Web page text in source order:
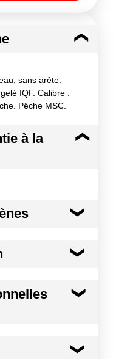
sans arête.
IQF. Calibre :
Pêche MSC.
à la
Zone de
utilisation et